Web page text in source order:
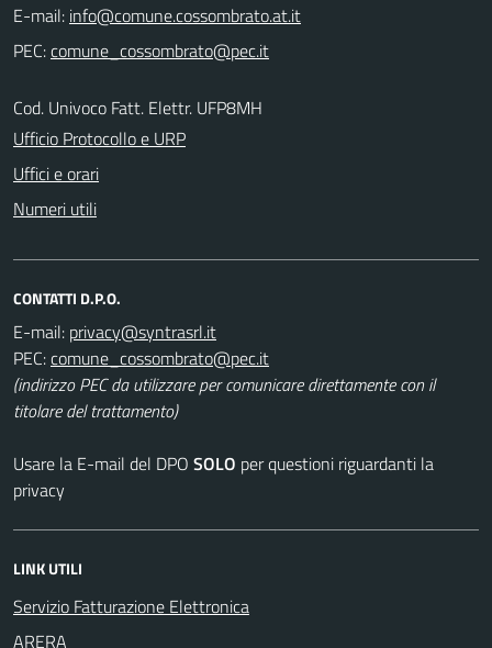
E-mail:
PEC:
Cod. Univoco Fatt. Elettr. UFP8MH
Ufficio Protocollo e URP
Uffici e orari
Numeri utili
CONTATTI D.P.O.
E-mail:
PEC:
(indirizzo PEC da utilizzare per comunicare direttamente con il
titolare del trattamento)
Usare la E-mail del DPO SOLO per questioni riguardanti la
privacy
LINK UTILI
Servizio Fatturazione Elettronica
ARERA